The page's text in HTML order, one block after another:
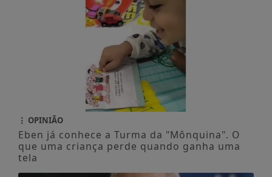
OPINIÃO
Eben já conhece a Turma da "Mônquina". O
que uma criança perde quando ganha uma
tela